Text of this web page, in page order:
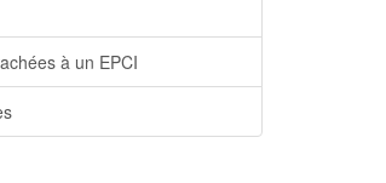
à un EPCI